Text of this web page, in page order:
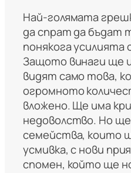
Най-голямата
да спрат да бъдат
понякога
Защото винаги ще
видят само това,
огромното
вложено. Ще има
недоволство. Но
семейства, които
усмивка, с нови
спомен, който ще